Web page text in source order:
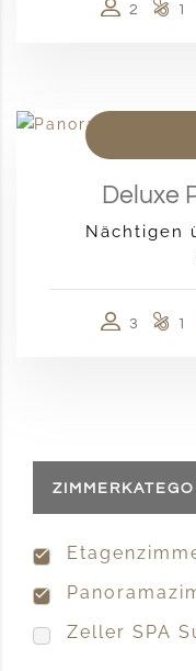
2 1
Deluxe
Nächtigen
3 1
Zeller SPA